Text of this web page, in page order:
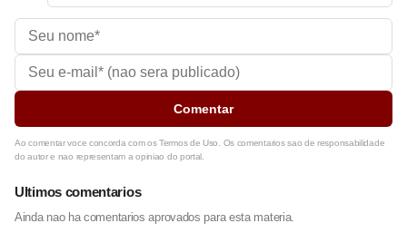
Comentar
Ao comentar voce concorda com os Termos de Uso. Os comentarios sao de responsabilidade
do autor e nao representam a opiniao do portal.
Ultimos comentarios
Ainda nao ha comentarios aprovados para esta materia.